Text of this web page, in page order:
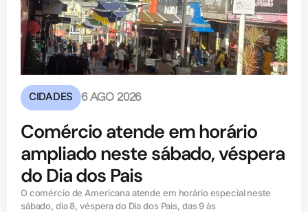
CIDADES 6 AGO 2026
Comércio atende em horário
ampliado neste sábado, véspera
do Dia dos Pais
O comércio de Americana atende em horário especial neste
sábado, dia 8, véspera do Dia dos Pais, das 9 às